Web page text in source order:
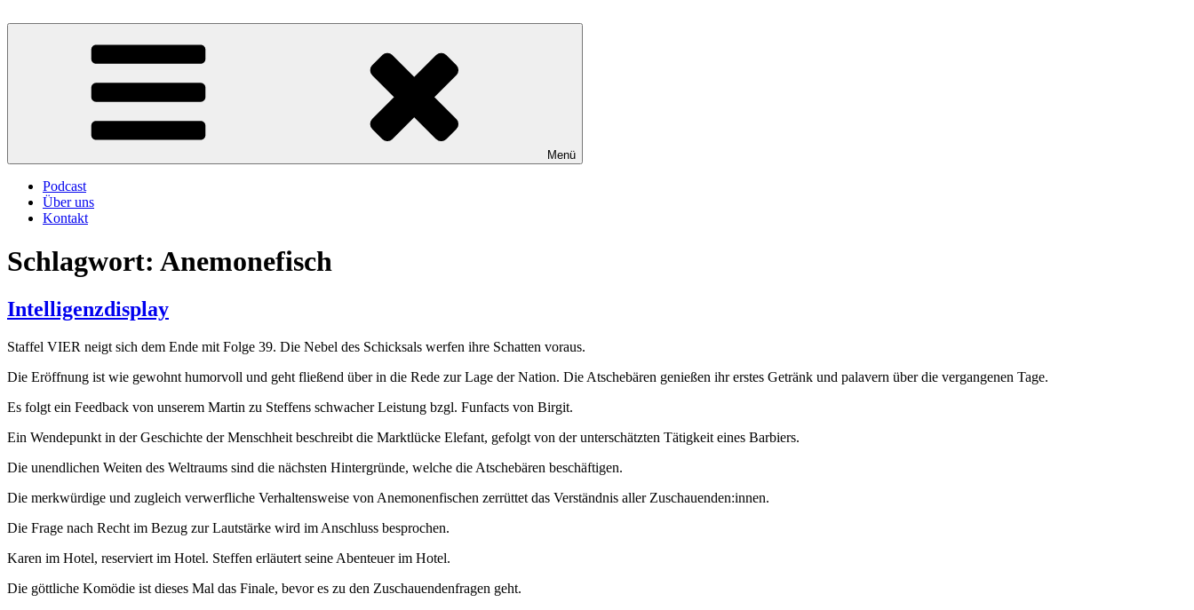
Inhalt
Atschebärebach
Mit viel Spaß, Humor und Sarkasmus
Menü
Podcast
Über uns
Kontakt
Schlagwort: Anemonefisch
Intelligenzdisplay
Staffel VIER neigt sich dem Ende mit Folge 39. Die Nebel des Schicksals werfen ihre Schatten voraus.
Die Eröffnung ist wie gewohnt humorvoll und geht fließend über in die Rede zur Lage der Nation. Die Atschebären genießen ihr erstes Getränk und palavern über die vergangenen Tage.
Es folgt ein Feedback von unserem Martin zu Steffens schwacher Leistung bzgl. Funfacts von Birgit.
Ein Wendepunkt in der Geschichte der Menschheit beschreibt die Marktlücke Elefant, gefolgt von der unterschätzten Tätigkeit eines Barbiers.
Die unendlichen Weiten des Weltraums sind die nächsten Hintergründe, welche die Atschebären beschäftigen.
Die merkwürdige und zugleich verwerfliche Verhaltensweise von Anemonenfischen zerrüttet das Verständnis aller Zuschauenden:innen.
Die Frage nach Recht im Bezug zur Lautstärke wird im Anschluss besprochen.
Karen im Hotel, reserviert im Hotel. Steffen erläutert seine Abenteuer im Hotel.
Die göttliche Komödie ist dieses Mal das Finale, bevor es zu den Zuschauendenfragen geht.